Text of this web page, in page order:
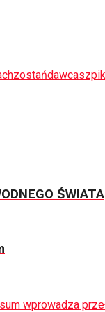
ŚWIATA